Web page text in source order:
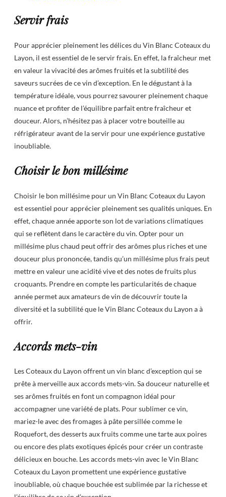
Servir frais
Pour apprécier pleinement les délices du Vin Blanc Coteaux du
Layon, il est essentiel de le servir frais. En effet, la fraîcheur met
en valeur la vivacité des arômes fruités et la subtilité des
saveurs sucrées de ce vin d’exception. En le dégustant à la
température idéale, vous pourrez savourer pleinement chaque
nuance et profiter de l’équilibre parfait entre fraîcheur et
douceur. Alors, n’hésitez pas à placer votre bouteille au
réfrigérateur avant de la servir pour une expérience gustative
inoubliable.
Choisir le bon millésime
Choisir le bon millésime pour un Vin Blanc Coteaux du Layon
est essentiel pour apprécier pleinement ses qualités uniques. En
effet, chaque année apporte son lot de variations climatiques
qui se reflètent dans le caractère du vin. Opter pour un
millésime plus chaud peut offrir des arômes plus riches et une
douceur plus prononcée, tandis qu’un millésime plus frais peut
mettre en valeur une acidité vive et des notes de fruits plus
croquants. Prendre en compte les particularités de chaque
année permet aux amateurs de vin de découvrir toute la
diversité et la subtilité que le Vin Blanc Coteaux du Layon a à
offrir.
Accords mets-vin
Les Coteaux du Layon offrent un vin blanc d’exception qui se
prête à merveille aux accords mets-vin. Sa douceur naturelle et
ses arômes fruités en font un compagnon idéal pour
accompagner une variété de plats. Pour sublimer ce vin,
mariez-le avec des fromages à pâte persillée comme le
Roquefort, des desserts aux fruits comme une tarte aux poires
ou encore des plats exotiques épicés pour créer un contraste
délicieux en bouche. Les accords mets-vin avec le Vin Blanc
Coteaux du Layon promettent une expérience gustative
inoubliable, où chaque bouchée est sublimée par la richesse et